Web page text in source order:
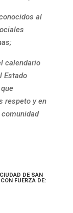
al
calendario
Estado
respeto y en
DE SAN
FUERZA DE: